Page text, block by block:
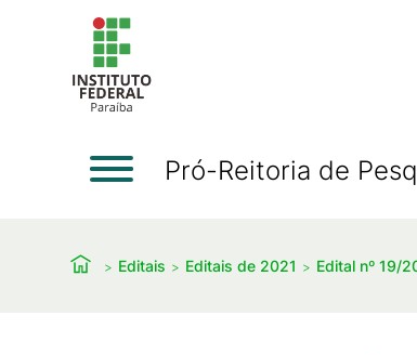
Pró-Reitoria de
Editais Editais de 2021 Edital nº 19/